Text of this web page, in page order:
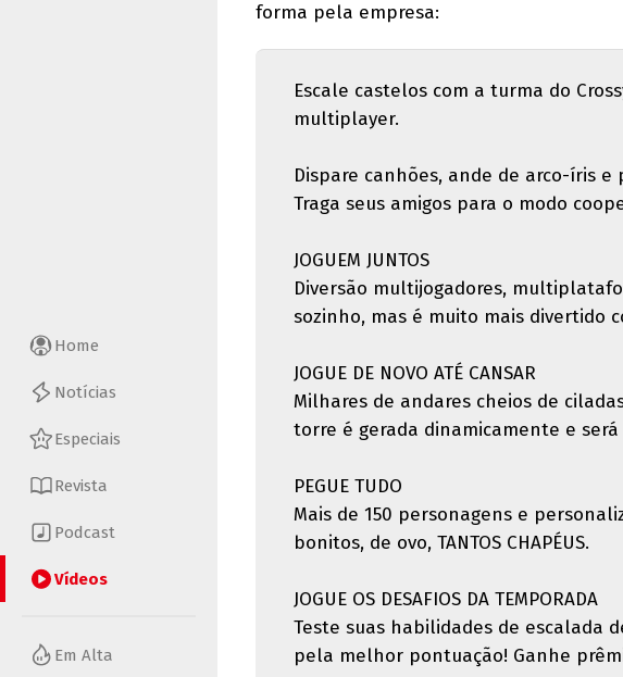
Home
Notícias
Especiais
Revista
Podcast
Vídeos
Em Alta
forma pela empresa:
Escale castelos com a turma do
multiplayer.
Dispare canhões, ande de arco-íris
Traga seus amigos para o modo
JOGUEM JUNTOS
Diversão multijogadores,
sozinho, mas é muito mais divertido
JOGUE DE NOVO ATÉ CANSAR
Milhares de andares cheios de
torre é gerada dinamicamente e
PEGUE TUDO
Mais de 150 personagens e
bonitos, de ovo, TANTOS CHAPÉUS.
JOGUE OS DESAFIOS DA TEMPORADA
Teste suas habilidades de escalada
pela melhor pontuação! Ganhe